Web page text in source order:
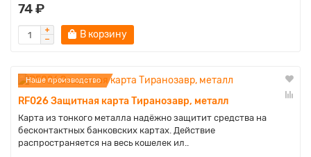
74 ₽
В корзину
Наше производство
RF026 Защитная карта Тиранозавр, металл
Карта из тонкого металла надёжно защитит средства на
бесконтактных банковских картах. Действие
распространяется на весь кошелек ил..